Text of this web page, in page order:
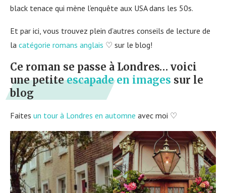
black tenace qui mène l’enquête aux USA dans les 50s.
Et par ici, vous trouvez plein d’autres conseils de lecture de
la catégorie romans anglais ♡ sur le blog!
Ce roman se passe à Londres… voici
une petiteescapade en images sur le
blog
Faites un tour à Londres en automne avec moi ♡